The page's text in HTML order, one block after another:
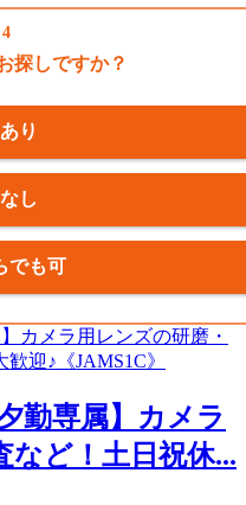
探しですか？
り
し
でも可
勤専属】カメラ
など！土日祝休...